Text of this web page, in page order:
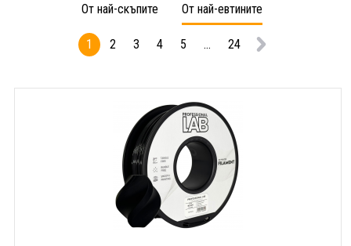
PETG,
1000g,
PETG,
1,75mm,
1000g,
От най-скъпите От най-евтините
1 2 3 4 5 ... 24